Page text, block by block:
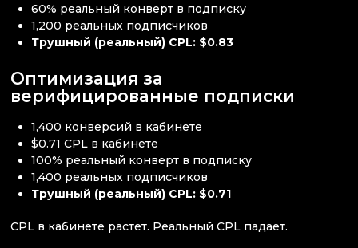
60% реальный конверт в подписку
1,200 реальных подписчиков
Трушный (реальный) CPL: $0.83
Оптимизация за
верифицированные подписки
1,400 конверсий в кабинете
$0.71 CPL в кабинете
100% реальный конверт в подписку
1,400 реальных подписчиков
Трушный (реальный) CPL: $0.71
CPL в кабинете растет. Реальный CPL падает.